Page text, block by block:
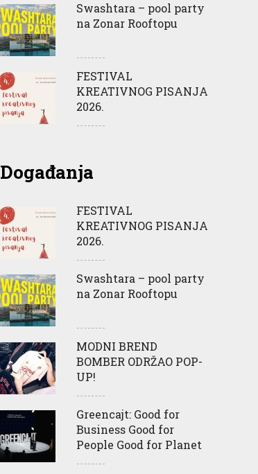
Swashtara – pool party
na Zonar Rooftopu
FESTIVAL
KREATIVNOG PISANJA
2026.
Događanja
FESTIVAL
KREATIVNOG PISANJA
2026.
Swashtara – pool party
na Zonar Rooftopu
MODNI BREND
BOMBER ODRŽAO POP-
UP!
Greencajt: Good for
Business Good for
People Good for Planet